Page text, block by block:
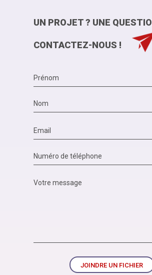
UN PROJET ? UNE
CONTACTEZ-NOUS !
JOINDRE UN FICHIER